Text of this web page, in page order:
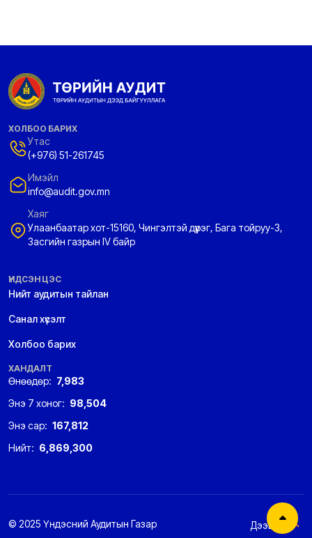
ХОЛБОО БАРИХ
Утас
(+976) 51-261745
Имэйл
info@audit.gov.mn
Хаяг
Улаанбаатар хот-15160, Чингэлтэй дүүрэг, Бага тойруу-3,
Засгийн газрын IV байр
ҮНДСЭН ЦЭС
Нийт аудитын тайлан
Санал хүсэлт
Холбоо барих
ХАНДАЛТ
Өнөөдөр: 7,983
Энэ 7 хоног: 98,504
Энэ сар: 167,812
Нийт: 6,869,300
© 2025 Үндэсний Аудитын Газар Дээшээ